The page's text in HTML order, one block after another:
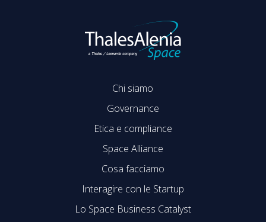
Chi siamo
Governance
Etica e compliance
Space Alliance
Cosa facciamo
Interagire con le Startup
Lo Space Business Catalyst